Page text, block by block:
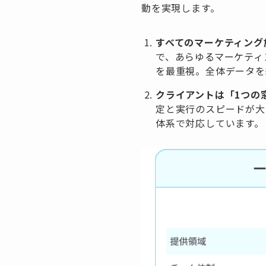
動を実現します。
すべてのマーケティン
で、あらゆるマーケテ
を最重視。全体データ
クライアントは「1つの
定と実行のスピードが
体系で対応しています。